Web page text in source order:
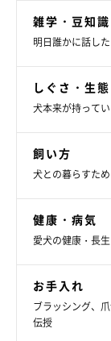
犬のノミ・ダニ
ます。それを防
また、愛犬の抜
布団もこまめに干
雑学・豆知識
明日誰かに話し
しぐさ・生態
犬本来が持って
飼い方
犬との暮らすた
健康・病気
愛犬の健康・長
お手入れ
ブラッシング、
伝授